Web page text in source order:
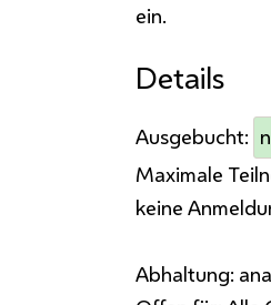
ein.
Details
Ausgebucht:
Maximale
keine
Abhaltung: